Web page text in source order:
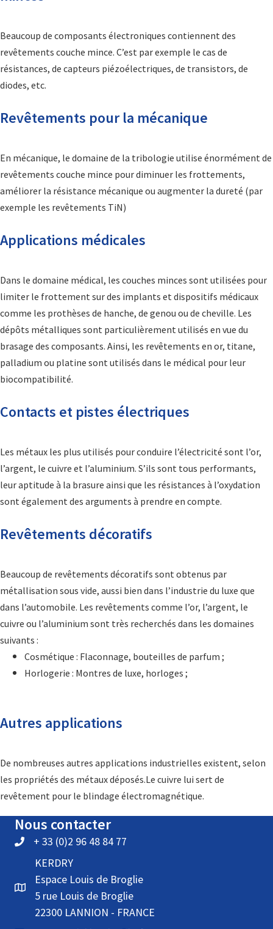
Beaucoup de composants électroniques contiennent des
revêtements couche mince. C’est par exemple le cas de
résistances, de capteurs piézoélectriques, de transistors, de
diodes, etc.
Revêtements pour la mécanique
En mécanique, le domaine de la tribologie utilise énormément de
revêtements couche mince pour diminuer les frottements,
améliorer la résistance mécanique ou augmenter la dureté (par
exemple les revêtements TiN)
Applications médicales
Dans le domaine médical, les couches minces sont utilisées pour
limiter le frottement sur des implants et dispositifs médicaux
comme les prothèses de hanche, de genou ou de cheville. Les
dépôts métalliques sont particulièrement utilisés en vue du
brasage des composants. Ainsi, les revêtements en or, titane,
palladium ou platine sont utilisés dans le médical pour leur
biocompatibilité.
Contacts et pistes électriques
Les métaux les plus utilisés pour conduire l’électricité sont l’or,
l’argent, le cuivre et l’aluminium. S’ils sont tous performants,
leur aptitude à la brasure ainsi que les résistances à l’oxydation
sont également des arguments à prendre en compte.
Revêtements décoratifs
Beaucoup de revêtements décoratifs sont obtenus par
métallisation sous vide, aussi bien dans l’industrie du luxe que
dans l’automobile. Les revêtements comme l’or, l’argent, le
cuivre ou l’aluminium sont très recherchés dans les domaines
suivants :
Cosmétique : Flaconnage, bouteilles de parfum ;
Horlogerie : Montres de luxe, horloges ;
Autres applications
De nombreuses autres applications industrielles existent, selon
les propriétés des métaux déposés.Le cuivre lui sert de
revêtement pour le blindage électromagnétique.
Nous contacter
+ 33 (0)2 96 48 84 77
KERDRY
Espace Louis de Broglie
5 rue Louis de Broglie
22300 LANNION - FRANCE